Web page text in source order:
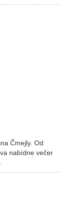
Čmejly. Od
nabídne večer